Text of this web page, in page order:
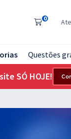
0
Questões
SÓ HOJE!